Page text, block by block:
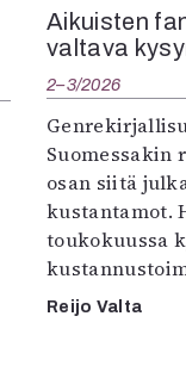
Aikuisten
valtava
2–3/2026
Suomessakin
osan siitä
kustantamot.
toukokuussa
Reijo Valta